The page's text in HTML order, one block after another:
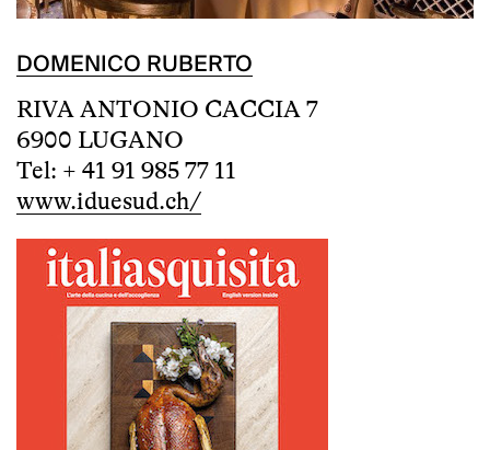
DOMENICO RUBERTO
RIVA ANTONIO CACCIA 7
6900 LUGANO
Tel: + 41 91 985 77 11
www.iduesud.ch/